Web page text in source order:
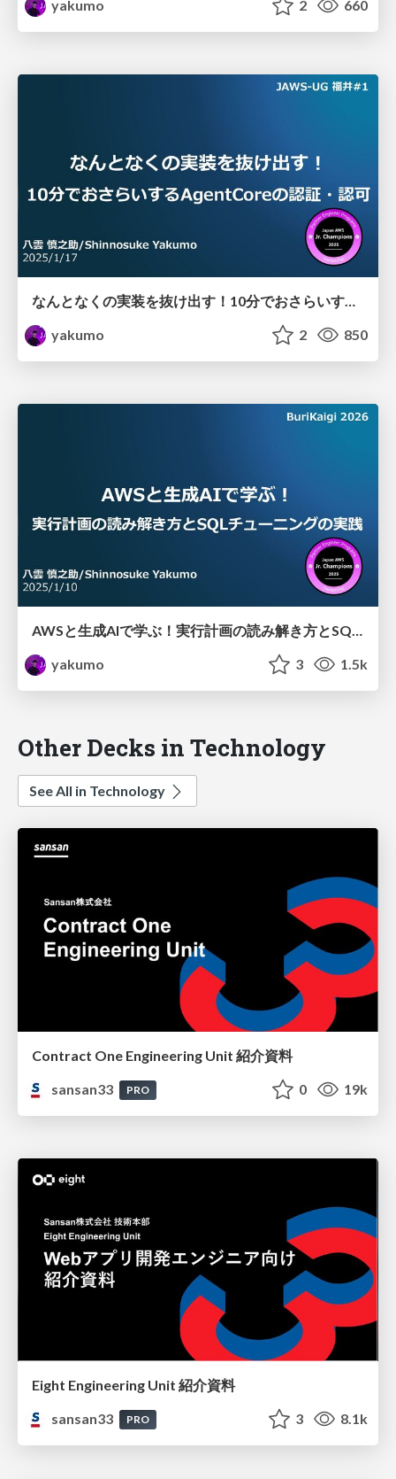
yakumo 2 660
なんとなくの実装を抜け出す！ 10分でおさらいするAgentCoreの認証・認可
yakumo
2 850
AWSと生成AIで学ぶ！実行計画の読み解き方とSQLチューニングの実践
yakumo
3 1.5k
Other Decks in Technology
See All in Technology
Contract One Engineering Unit 紹介資料
sansan33
PRO 0 19k
Eight Engineering Unit 紹介資料
sansan33
PRO 3 8.1k